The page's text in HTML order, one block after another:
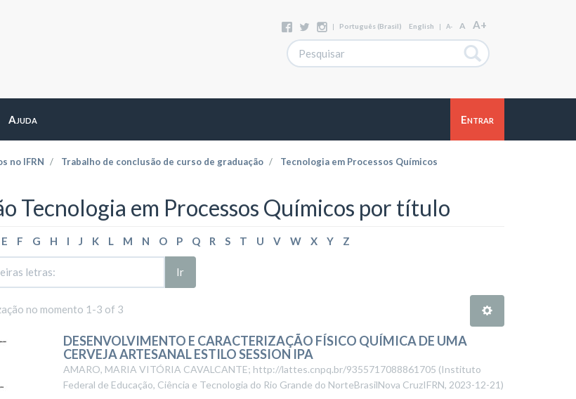
| Português (Brasil) English | A- A A+
Ajuda Entrar
no IFRN Trabalho de conclusão de curso de graduação
Tecnologia em Processos Químicos
Tecnologia em Processos Químicos por título
E F G H I J K L M N O P Q R S T U V W X Y Z
Ir
no momento 1-3 of 3
DESENVOLVIMENTO E CARACTERIZAÇÃO FÍSICO QUÍMICA DE UMA
CERVEJA ARTESANAL ESTILO SESSION IPA
AMARO, MARIA VITÓRIA CAVALCANTE; http://lattes.cnpq.br/9355717088861705 (Instituto
Federal de Educação, Ciência e Tecnologia do Rio Grande do NorteBrasilNova CruzIFRN, 2023-12-21)